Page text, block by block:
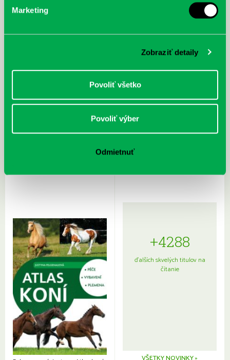
Marketing
Zobraziť detaily
Povoliť všetko
Povoliť výber
Odmietnuť
Sprievodca po hviezdnej oblohe
kompletný sprievodca
+4288
ďalších skvelých titulov na
čítanie